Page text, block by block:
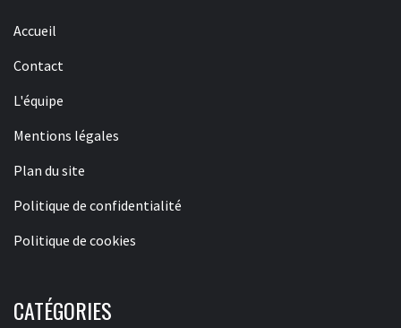
Accueil
Contact
L'équipe
Mentions légales
Plan du site
Politique de confidentialité
Politique de cookies
CATÉGORIES